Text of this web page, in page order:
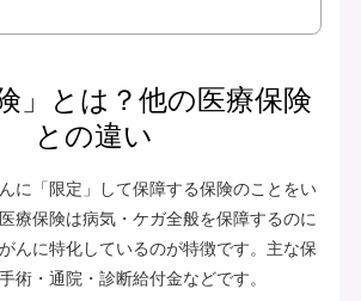
」とは？他の医療保険
との違い
に「限定」して保障する保険のことをい
療保険は病気・ケガ全般を保障するのに
んに特化しているのが特徴です。主な保
術・通院・診断給付金などです。